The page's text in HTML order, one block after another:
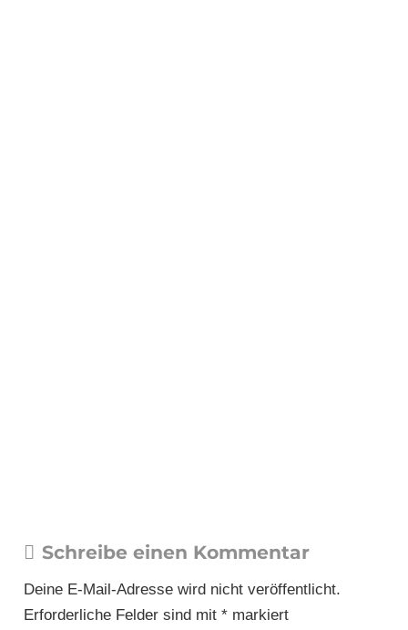
Schreibe einen Kommentar
Deine E-Mail-Adresse wird nicht veröffentlicht.
Erforderliche Felder sind mit *markiert